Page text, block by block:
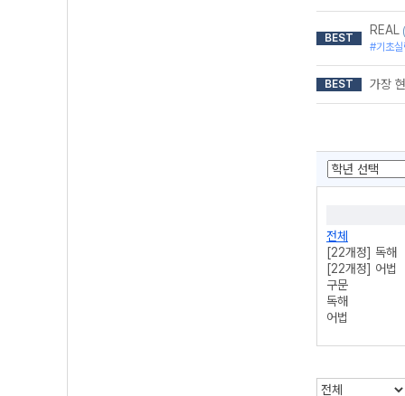
BEST
REAL
#기초
BEST 가장
전체
[22개정] 독해
[22개정] 어법
구문
독해
어법
전범위